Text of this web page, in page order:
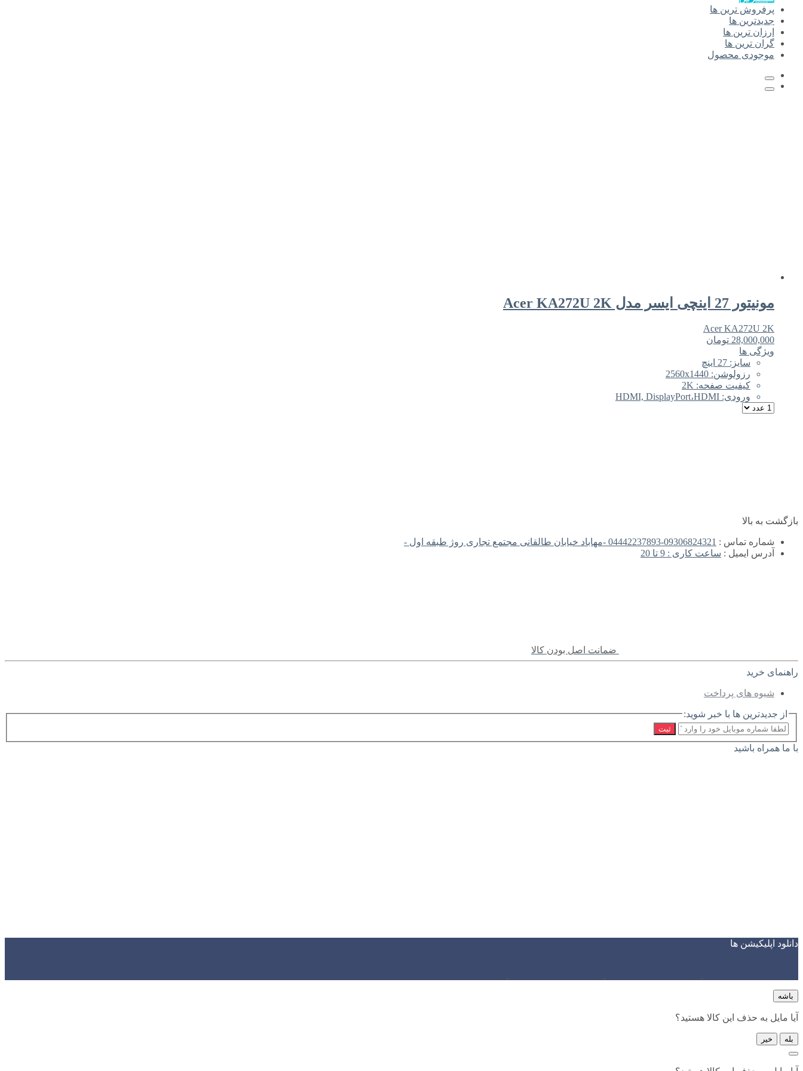
پرفروش ترین ها
جدیدترین ها
ارزان ترین ها
گران ترین ها
موجودی محصول
مونیتور 27 اینچی ایسر مدل Acer KA272U 2K
Acer KA272U 2K
28,000,000 تومان
ویژگی ها
سایز: 27 اینچ
رزولوشن: 2560x1440
کیفیت صفحه: 2K
ورودی: HDMI, DisplayPort،HDMI
بازگشت به بالا
شماره تماس : 09306824321-04442237893 -مهاباد خیابان طالقانی مجتمع تجاری روژ طبقه اول -
آدرس ایمیل : ساعت کاری : 9 تا 20
ضمانت اصل بودن کالا
راهنمای خرید
شیوه های پرداخت
از جدیدترین ها با خبر شوید:
ثبت
با ما همراه باشید
دانلود اپلیکیشن ها
باشه
آیا مایل به حذف این کالا هستید؟
بله خیر